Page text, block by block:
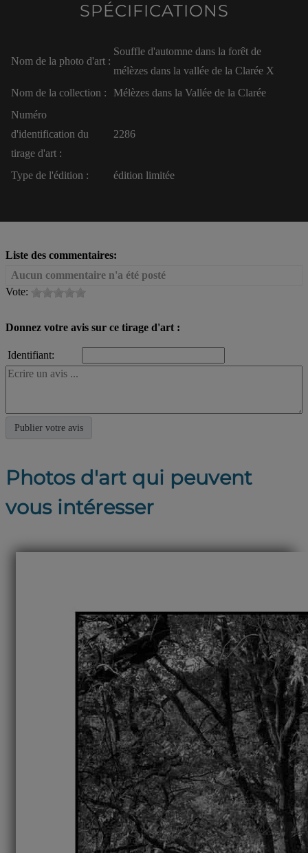
SPÉCIFICATIONS
Nom de la photo d'art :
Souffle d'automne dans la forêt de
mélèzes dans la vallée de la Clarée X
Nom de la collection :
Mélèzes dans la Vallée de la Clarée
Numéro
d'identification du
tirage d'art :
2286
Type de l'édition : édition limitée
Liste des commentaires:
Aucun commentaire n'a été posté
Vote:
Donnez votre avis sur ce tirage d'art :
Identifiant:
Photos d'art qui peuvent
vous intéresser